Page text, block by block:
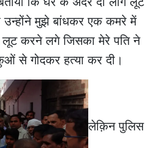
मुझे बांधकर एक कमरे में
लूट करने लगे जिसका मेरे पति ने
से गोदकर हत्या कर दी।
लेक़िन पुलिस